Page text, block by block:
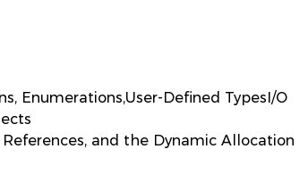
Enumerations,User-Defined TypesI/O
References, and the Dynamic Allocation